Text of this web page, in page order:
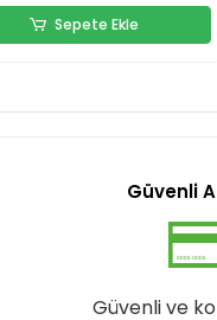
Sepete Ekle
Güvenli
Güvenli ve